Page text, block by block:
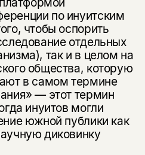
по инуитским
чтобы оспорить
отдельных
так и в целом на
общества, которую
в самом термине
— этот термин
инуитов могли
южной публики как
диковинку